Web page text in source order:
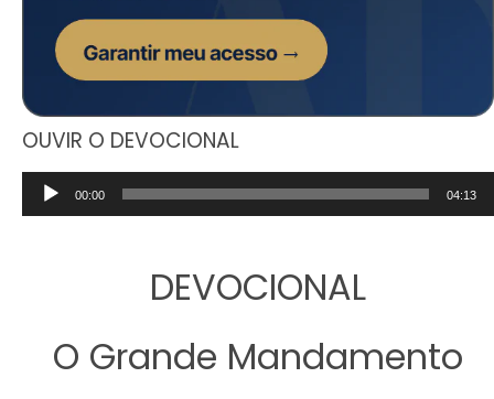
OUVIR O DEVOCIONAL
Tocador
de
00:00 04:13
DEVOCIONAL
O Grande Mandamento